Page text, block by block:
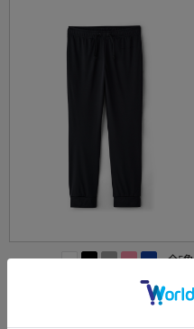
全5色
【YOKUNERU】リカバリーウェアロングパン
ツ男女兼用疲労回復血行促進遠赤外線快眠NA
NOMIX(R)【一般医療機器】SS～LLサイズ